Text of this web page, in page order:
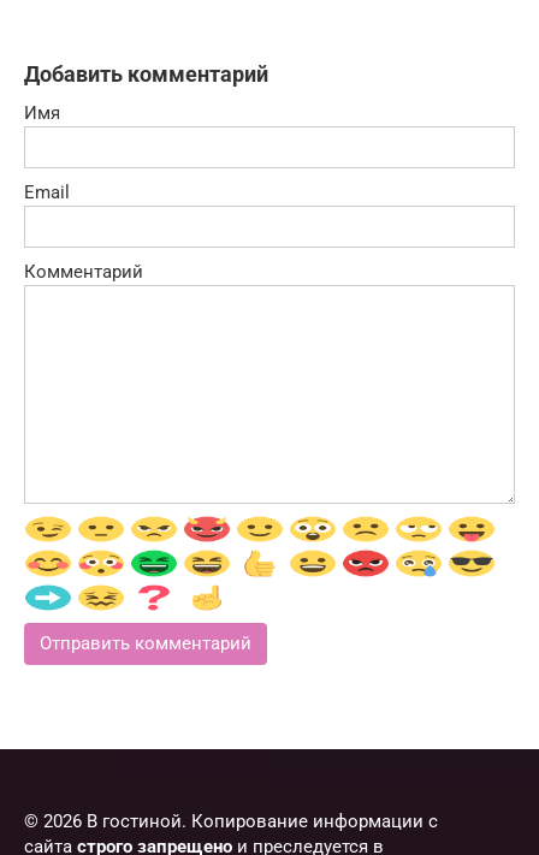
Добавить комментарий
Имя
Email
Комментарий
© 2026 В гостиной. Копирование информации с
сайта строго запрещено и преследуется в